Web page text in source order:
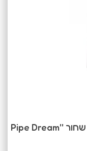
דילדו ריאליסטי גדול תוצרת ארה"ב שחור ''Pipe Dream